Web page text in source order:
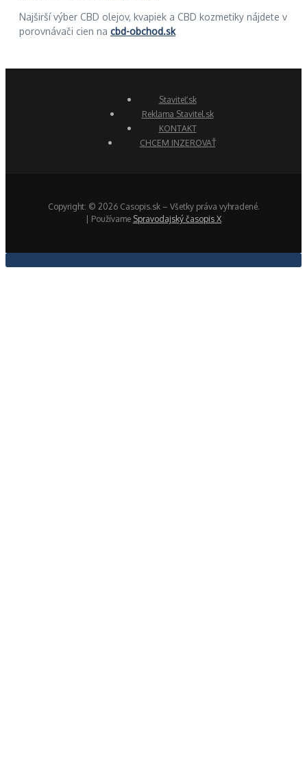
Najširší výber CBD olejov, kvapiek a CBD kozmetiky nájdete v
porovnávači cien na cbd-obchod.sk
Staviteľ.sk
Reklama Stavitel.sk
KONTAKT
CHCEM INZEROVAŤ
Copyright: © 2026 Casopis.sk – Všetky práva vyhradené.
| Používame Spravodajský časopis X